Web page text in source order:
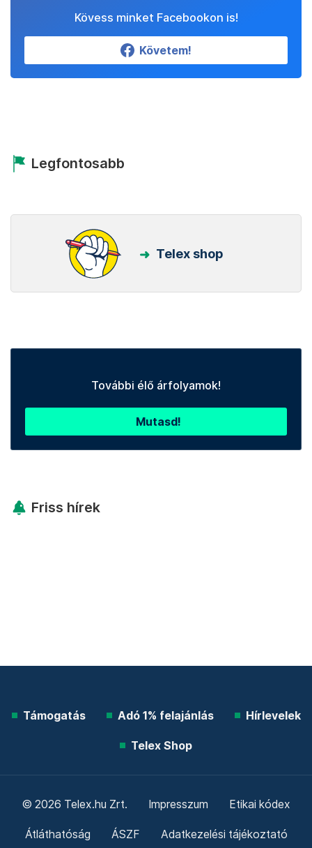
Kövess minket Facebookon is!
Követem!
Legfontosabb
Telex shop
További élő árfolyamok!
Mutasd!
Friss hírek
Támogatás Adó 1% felajánlás Hírlevelek
Telex Shop
© 2026 Telex.hu Zrt. Impresszum Etikai kódex
Átláthatóság ÁSZF Adatkezelési tájékoztató